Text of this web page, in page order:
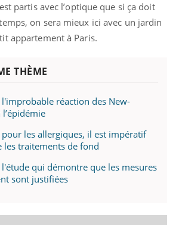
partis avec l’optique que si ça doit
on sera mieux ici avec un jardin
appartement à Paris.
THÈME
réaction des New-
les allergiques, il est impératif
les traitements de fond
qui démontre que les mesures
sont justifiées